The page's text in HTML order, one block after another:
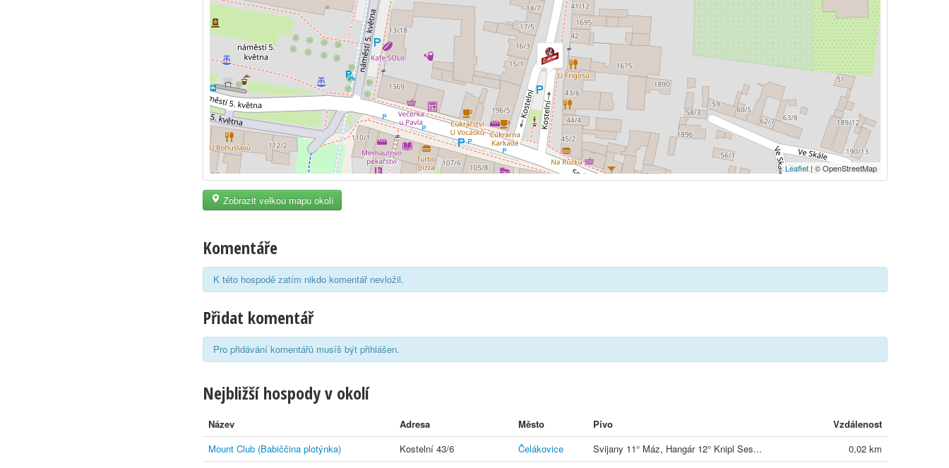
Leaflet| © OpenStreetMap
Zobrazit velkou mapu okolí
Komentáře
K této hospodě zatím nikdo komentář nevložil.
Přidat komentář
Pro přidávání komentářů musíš být přihlášen.
Nejbližší hospody v okolí
Název Adresa Město Pivo
Vzdálenost
Mount Club (Babiččina plotýnka)
Kostelní 43/6 Čelákovice Svijany 11° Máz, Hangár 12° Knipl Ses...
0,02 km